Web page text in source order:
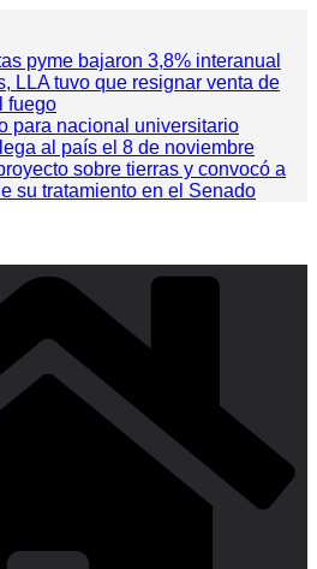
pyme bajaron 3,8% interanual
LLA tuvo que resignar venta de
fuego
para nacional universitario
al país el 8 de noviembre
sobre tierras y convocó a
su tratamiento en el Senado